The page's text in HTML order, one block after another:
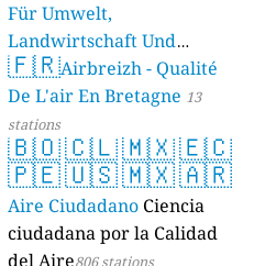
Für Umwelt,
Landwirtschaft Und
Geologie) 50 stations
🇫🇷Airbreizh - Qualité
De L'air En Bretagne 13
stations
🇧🇴🇨🇱🇲🇽🇪🇨
🇵🇪🇺🇸🇲🇽🇦🇷
Aire Ciudadano Ciencia
ciudadana por la Calidad
del Aire806 stations